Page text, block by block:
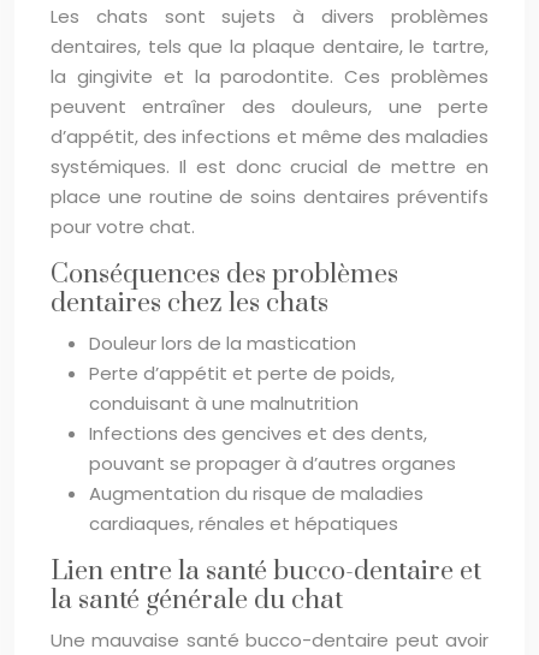
Les chats sont sujets à divers problèmes
dentaires, tels que la plaque dentaire, le tartre,
la gingivite et la parodontite. Ces problèmes
peuvent entraîner des douleurs, une perte
d’appétit, des infections et même des maladies
systémiques. Il est donc crucial de mettre en
place une routine de soins dentaires préventifs
pour votre chat.
Conséquences des problèmes
dentaires chez les chats
Douleur lors de la mastication
Perte d’appétit et perte de poids,
conduisant à une malnutrition
Infections des gencives et des dents,
pouvant se propager à d’autres organes
Augmentation du risque de maladies
cardiaques, rénales et hépatiques
Lien entre la santé bucco-dentaire et
la santé générale du chat
Une mauvaise santé bucco-dentaire peut avoir